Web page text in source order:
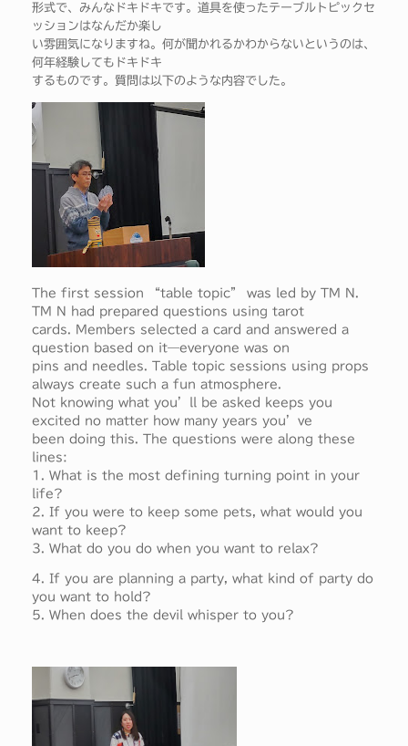
形式で、みんなドキドキです。道具を使ったテーブルトピックセ
ッションはなんだか楽し
い雰囲気になりますね。何が聞かれるかわからないというのは、
何年経験してもドキドキ
するものです。質問は以下のような内容でした。
The first session “table topic” was led by TM N.
TM N had prepared questions using tarot
cards. Members selected a card and answered a
question based on it—everyone was on
pins and needles. Table topic sessions using props
always create such a fun atmosphere.
Not knowing what you’ll be asked keeps you
excited no matter how many years you’ve
been doing this. The questions were along these
lines:
1. What is the most defining turning point in your
life?
2. If you were to keep some pets, what would you
want to keep?
3. What do you do when you want to relax?
4. If you are planning a party, what kind of party do
you want to hold?
5. When does the devil whisper to you?